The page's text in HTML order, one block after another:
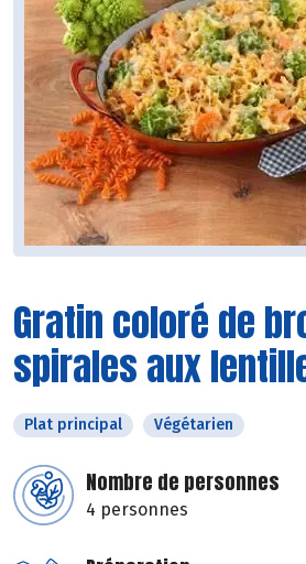
Gratin coloré de
spirales aux
Plat principal Végétarien
Nombre de personnes
4 personnes